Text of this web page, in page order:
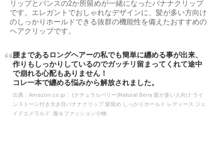
リップとバンスの2か所留めが一緒になったバナナクリップ
です。エレガントでおしゃれなデザインに、髪が多い方向け
のしっかりホールドできる抜群の機能性を備えたおすすめの
ヘアクリップです。
腰まであるロングヘアーの私でも簡単に纏める事が出来、
作りもしっかりしているのでガッチリ留まってくれて途中
で崩れる心配もありません！
コレ一本で纏める悩みから解放されました。
出典： Amazon.co.jp： (ナチュラルベリー)Natural Berry 髪が多い人向け ライ
ンストーン付き大き目バナナクリップ 髪留め しっかりホールド レディース ジェ
イドエメラルド: 服＆ファッション小物